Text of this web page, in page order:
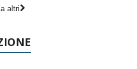
altri